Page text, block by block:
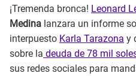
¡Tremenda bronca! Leonard
Medina lanzara un informe
interpuesto Karla Tarazona y
sobre la deuda de 78 mil
sus redes sociales para